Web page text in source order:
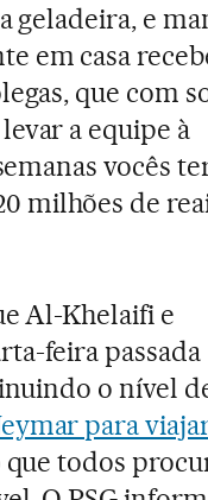
geladeira, e
em casa
que com
a equipe à
vocês
milhões de
Al-Khelaifi e
feira passada
o nível
para
todos